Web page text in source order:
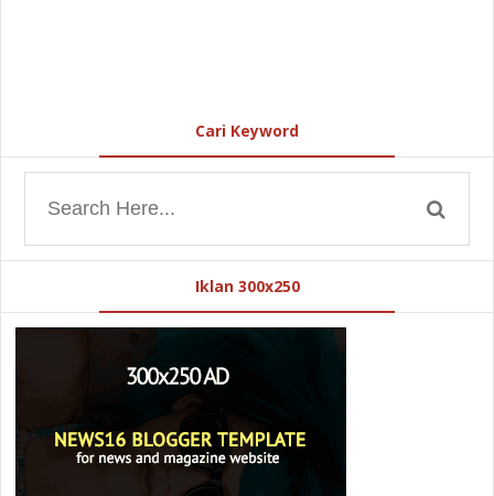
Cari Keyword
Iklan 300x250